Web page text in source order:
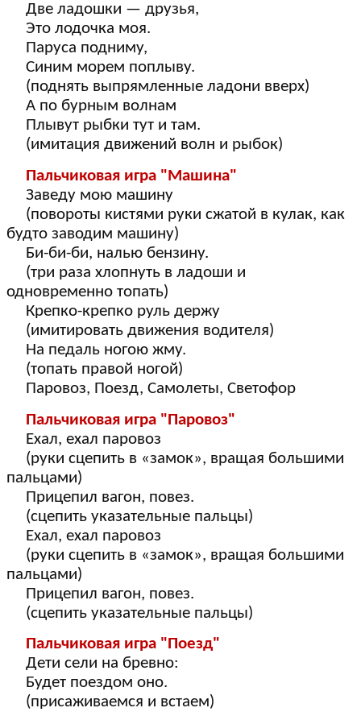
Две ладошки — друзья,
Это лодочка моя.
Паруса подниму,
Синим морем поплыву.
(поднять выпрямленные ладони вверх)
А по бурным волнам
Плывут рыбки тут и там.
(имитация движений волн и рыбок)
Пальчиковая игра "Машина"
Заведу мою машину
(повороты кистями руки сжатой в кулак, как
будто заводим машину)
Би-би-би, налью бензину.
(три раза хлопнуть в ладоши и
одновременно топать)
Крепко-крепко руль держу
(имитировать движения водителя)
На педаль ногою жму.
(топать правой ногой)
Паровоз, Поезд, Самолеты, Светофор
Пальчиковая игра "Паровоз"
Ехал, ехал паровоз
(руки сцепить в «замок», вращая большими
пальцами)
Прицепил вагон, повез.
(сцепить указательные пальцы)
Ехал, ехал паровоз
(руки сцепить в «замок», вращая большими
пальцами)
Прицепил вагон, повез.
(сцепить указательные пальцы)
Пальчиковая игра "Поезд"
Дети сели на бревно:
Будет поездом оно.
(присаживаемся и встаем)